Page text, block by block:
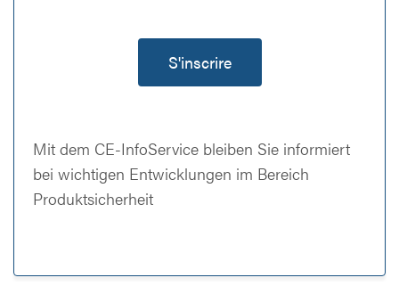
S'inscrire
Mit dem CE-InfoService bleiben Sie informiert
bei wichtigen Entwicklungen im Bereich
Produktsicherheit